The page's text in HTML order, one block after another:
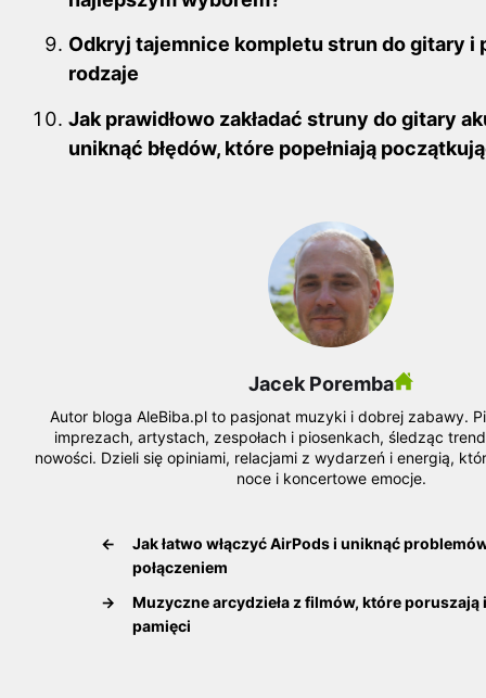
Odkryj tajemnice kompletu strun do gitary i
rodzaje
Jak prawidłowo zakładać struny do gitary
uniknąć błędów, które popełniają
Jacek Poremba
Autor bloga AleBiba.pl to pasjonat muzyki i dobrej zabawy.
imprezach, artystach, zespołach i piosenkach, śledząc
nowości. Dzieli się opiniami, relacjami z wydarzeń i energią,
noce i koncertowe emocje.
←
Jak łatwo włączyć AirPods i uniknąć
połączeniem
→
Muzyczne arcydzieła z filmów, które poruszają
pamięci